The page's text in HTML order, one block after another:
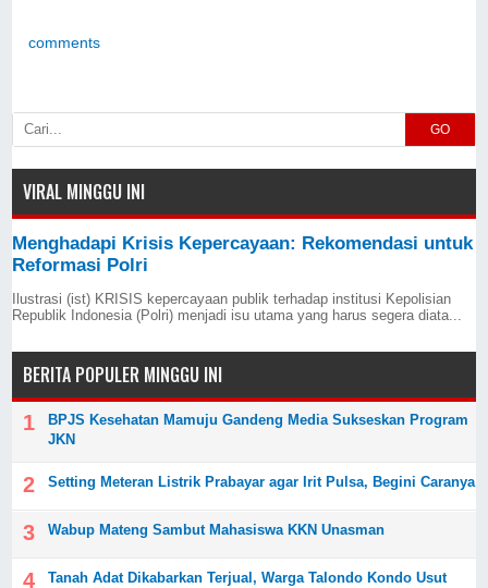
comments
GO
VIRAL MINGGU INI
Menghadapi Krisis Kepercayaan: Rekomendasi untuk
Reformasi Polri
Ilustrasi (ist) KRISIS kepercayaan publik terhadap institusi Kepolisian
Republik Indonesia (Polri) menjadi isu utama yang harus segera diata...
BERITA POPULER MINGGU INI
BPJS Kesehatan Mamuju Gandeng Media Sukseskan Program
JKN
Setting Meteran Listrik Prabayar agar Irit Pulsa, Begini Caranya
Wabup Mateng Sambut Mahasiswa KKN Unasman
Tanah Adat Dikabarkan Terjual, Warga Talondo Kondo Usut